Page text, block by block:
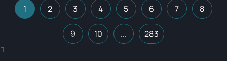
1 2 3 4 5 6 7 8
9 10 ... 283